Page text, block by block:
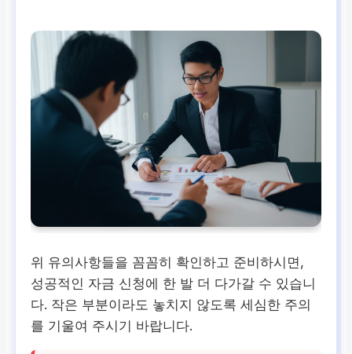
위 유의사항들을 꼼꼼히 확인하고 준비하시면,
성공적인 자금 신청에 한 발 더 다가갈 수 있습니
다. 작은 부분이라도 놓치지 않도록 세심한 주의
를 기울여 주시기 바랍니다.